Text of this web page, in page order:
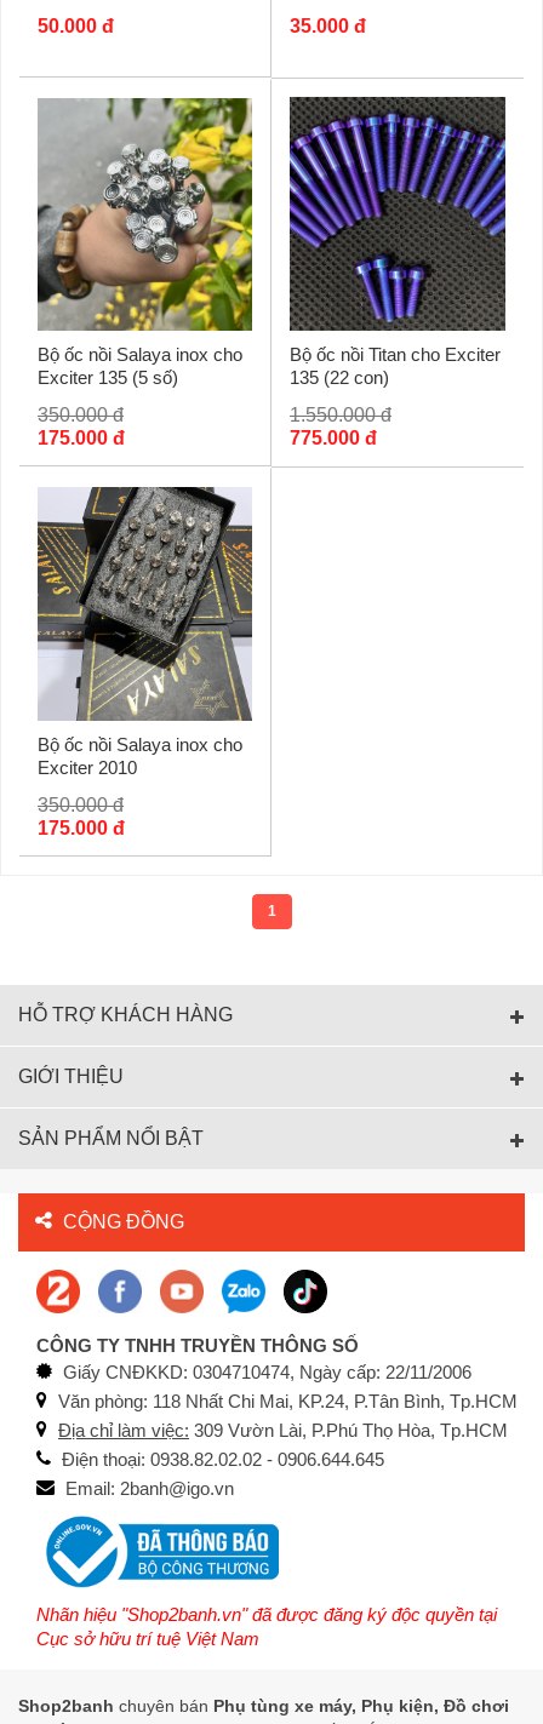
50.000 đ
35.000 đ
Bộ ốc nồi Salaya inox cho
Exciter 135 (5 số)
350.000 đ
175.000 đ
Bộ ốc nồi Titan cho Exciter
135 (22 con)
1.550.000 đ
775.000 đ
Bộ ốc nồi Salaya inox cho
Exciter 2010
350.000 đ
175.000 đ
1
HỖ TRỢ KHÁCH HÀNG
GIỚI THIỆU
SẢN PHẨM NỔI BẬT
CỘNG ĐỒNG
CÔNG TY TNHH TRUYỀN THÔNG SỐ
Giấy CNĐKKD: 0304710474, Ngày cấp: 22/11/2006
Văn phòng: 118 Nhất Chi Mai, KP.24, P.Tân Bình, Tp.HCM
Địa chỉ làm việc: 309 Vườn Lài, P.Phú Thọ Hòa, Tp.HCM
Điện thoại: 0938.82.02.02 - 0906.644.645
Email: 2banh@igo.vn
Nhãn hiệu "Shop2banh.vn" đã được đăng ký độc quyền tại
Cục sở hữu trí tuệ Việt Nam
Shop2banh chuyên bán Phụ tùng xe máy, Phụ kiện, Đồ chơi